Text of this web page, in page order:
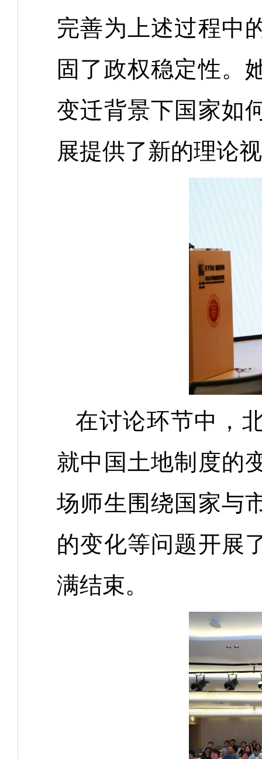
完善为上述过程中
固了政权稳定性。
变迁背景下国家如
展提供了新的理论
在讨论环节中，
就中国土地制度的
场师生围绕国家与
的变化等问题开展
满结束。